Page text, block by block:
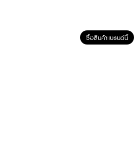
ซื้อสินค้าแบรนด์นี้